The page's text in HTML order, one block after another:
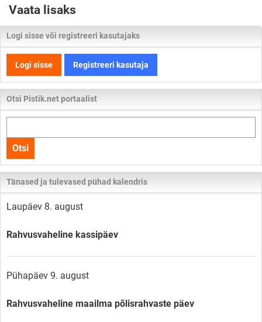
Vaata lisaks
Logi sisse või registreeri kasutajaks
Logi sisse Registreeri kasutaja
Otsi Pistik.net portaalist
kogu
lehelt
Otsi
Tänased ja tulevased pühad kalendris
Laupäev 8. august
Rahvusvaheline kassipäev
Pühapäev 9. august
Rahvusvaheline maailma põlisrahvaste päev